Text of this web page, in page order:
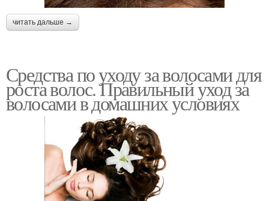
читать дальше →
Средства по уходу за волосами для
роста волос. Правильный уход за
волосами в домашних условиях